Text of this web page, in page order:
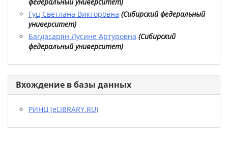
Гуц Светлана Викторовна (Сибирский федеральный
университет)
Багдасарян Лусине Артуровна (Сибирский
федеральный университет)
Вхождение в базы данных
РИНЦ (eLIBRARY.RU)